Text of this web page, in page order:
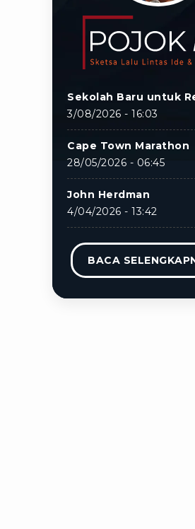
Sekolah Baru untuk
3/08/2026 - 16:03
Cape Town Marathon
28/05/2026 - 06:45
John Herdman
4/04/2026 - 13:42
BACA